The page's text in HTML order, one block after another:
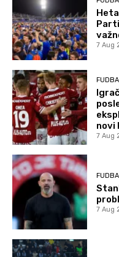
7 Aug
novi
7 Aug
7 Aug